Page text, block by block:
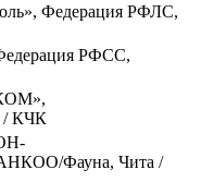
Федерация РФЛС,
РФСС,
/ КЧК
Фауна, Чита /